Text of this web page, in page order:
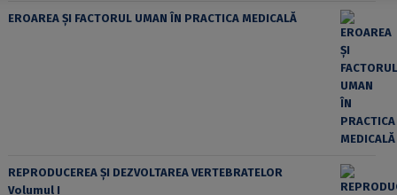
EROAREA ȘI FACTORUL UMAN ÎN PRACTICA MEDICALĂ
REPRODUCEREA ȘI DEZVOLTAREA VERTEBRATELOR
Volumul I